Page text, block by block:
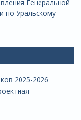
Генеральной
по Уральскому
2025-2026